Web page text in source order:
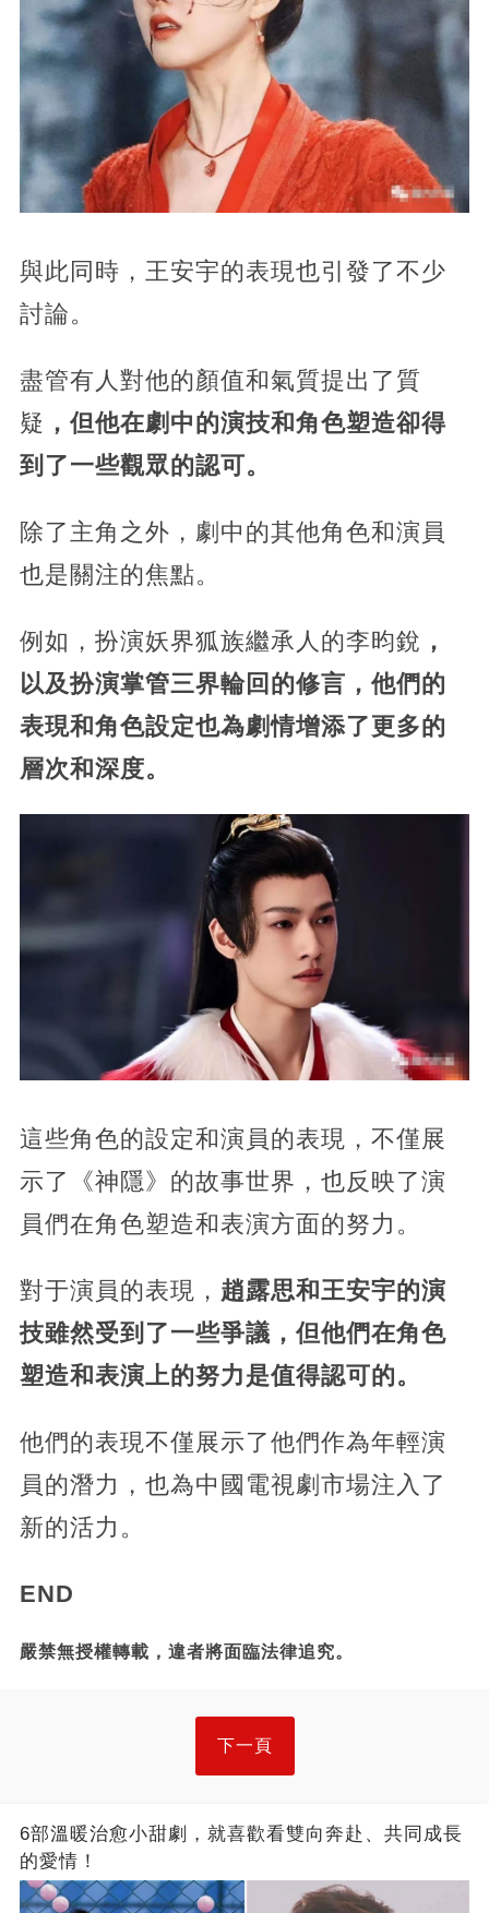
與此同時，王安宇的表現也引發了不少
討論。
盡管有人對他的顏值和氣質提出了質
疑 ，但他在劇中的演技和角色塑造卻得
到了一些觀眾的認可。
除了主角之外，劇中的其他角色和演員
也是關注的焦點。
例如，扮演妖界狐族繼承人的李昀銳 ，
以及扮演掌管三界輪回的修言，他們的
表現和角色設定也為劇情增添了更多的
層次和深度。
這些角色的設定和演員的表現，不僅展
示了《神隱》的故事世界，也反映了演
員們在角色塑造和表演方面的努力。
對于演員的表現， 趙露思和王安宇的演
技雖然受到了一些爭議，但他們在角色
塑造和表演上的努力是值得認可的。
他們的表現不僅展示了他們作為年輕演
員的潛力，也為中國電視劇市場注入了
新的活力。
END
嚴禁無授權轉載，違者將面臨法律追究。
下一頁
6部溫暖治愈小甜劇，就喜歡看雙向奔赴、共同成長
的愛情！